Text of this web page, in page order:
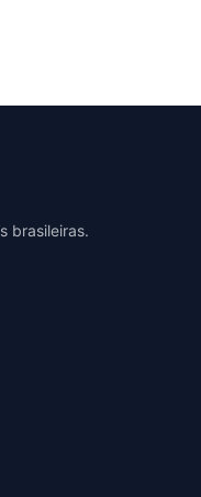
brasileiras.